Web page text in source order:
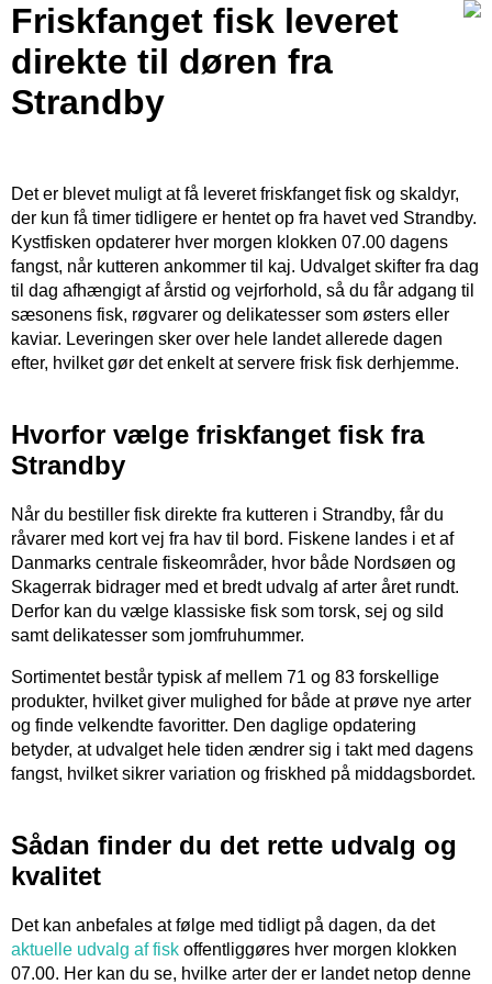
Friskfanget fisk leveret
direkte til døren fra
Strandby
Det er blevet muligt at få leveret friskfanget fisk og skaldyr,
der kun få timer tidligere er hentet op fra havet ved Strandby.
Kystfisken opdaterer hver morgen klokken 07.00 dagens
fangst, når kutteren ankommer til kaj. Udvalget skifter fra dag
til dag afhængigt af årstid og vejrforhold, så du får adgang til
sæsonens fisk, røgvarer og delikatesser som østers eller
kaviar. Leveringen sker over hele landet allerede dagen
efter, hvilket gør det enkelt at servere frisk fisk derhjemme.
Hvorfor vælge friskfanget fisk fra
Strandby
Når du bestiller fisk direkte fra kutteren i Strandby, får du
råvarer med kort vej fra hav til bord. Fiskene landes i et af
Danmarks centrale fiskeområder, hvor både Nordsøen og
Skagerrak bidrager med et bredt udvalg af arter året rundt.
Derfor kan du vælge klassiske fisk som torsk, sej og sild
samt delikatesser som jomfruhummer.
Sortimentet består typisk af mellem 71 og 83 forskellige
produkter, hvilket giver mulighed for både at prøve nye arter
og finde velkendte favoritter. Den daglige opdatering
betyder, at udvalget hele tiden ændrer sig i takt med dagens
fangst, hvilket sikrer variation og friskhed på middagsbordet.
Sådan finder du det rette udvalg og
kvalitet
Det kan anbefales at følge med tidligt på dagen, da det
aktuelle udvalg af fisk offentliggøres hver morgen klokken
07.00. Her kan du se, hvilke arter der er landet netop denne